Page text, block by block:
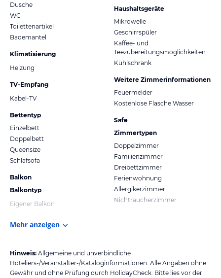
Dusche
WC
Toilettenartikel
Bademantel
Klimatisierung
Heizung
TV-Empfang
Kabel-TV
Bettentyp
Einzelbett
Doppelbett
Queensize
Schlafsofa
Balkon
Balkontyp
Eigener Balkon
Haushaltsgeräte
Mikrowelle
Geschirrspüler
Kaffee- und
Teezubereitungsmöglichkeiten
Kühlschrank
Weitere Zimmerinformationen
Feuermelder
Kostenlose Flasche Wasser
Safe
Zimmertypen
Doppelzimmer
Familienzimmer
Dreibettzimmer
Ferienwohnung
Allergikerzimmer
Nichtraucherzimmer
Mehr anzeigen
Hinweis: Allgemeine und unverbindliche
Hoteliers-/Veranstalter-/Kataloginformationen. Alle Angaben ohne
Gewähr und ohne Prüfung durch HolidayCheck. Bitte lies vor der